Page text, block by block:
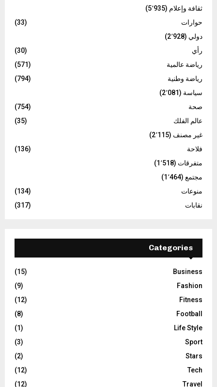
ثقافة وإعلام (5٬935)
حوارات
(33)
دولي (2٬928)
رأي
(30)
رياضة عالمية
(571)
رياضة وطنية
(794)
سياسة (2٬081)
صحة
(754)
عالم الفلك
(35)
غير مصنف (2٬115)
فلاحة
(136)
متفرقات (1٬518)
مجتمع (1٬464)
منوعات
(134)
نقابات
(317)
Categories
Business
(15)
Fashion
(9)
Fitness
(12)
Football
(8)
Life Style
(1)
Sport
(3)
Stars
(2)
Tech
(12)
Travel
(12)